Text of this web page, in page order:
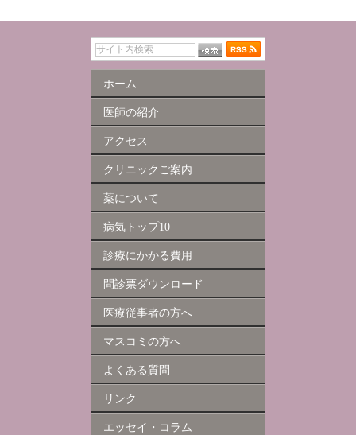
ホーム
医師の紹介
アクセス
クリニックご案内
薬について
病気トップ10
診療にかかる費用
問診票ダウンロード
医療従事者の方へ
マスコミの方へ
よくある質問
リンク
エッセイ・コラム